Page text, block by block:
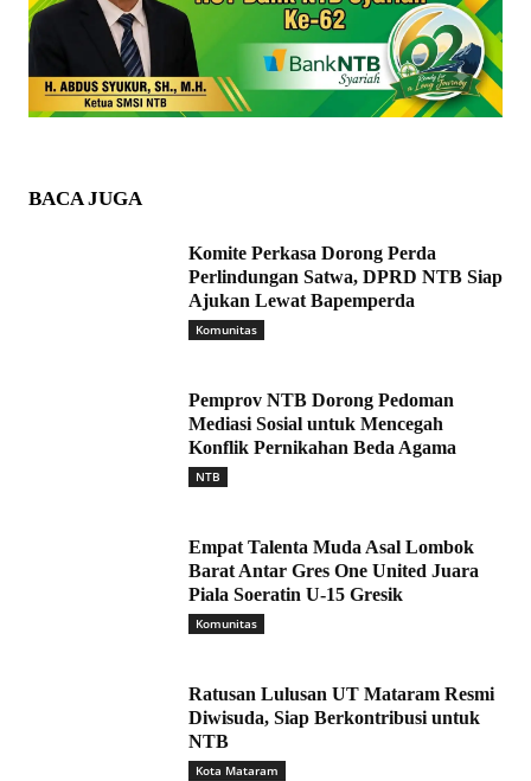
BACA JUGA
Komite Perkasa Dorong Perda
Perlindungan Satwa, DPRD NTB Siap
Ajukan Lewat Bapemperda
Komunitas
Pemprov NTB Dorong Pedoman
Mediasi Sosial untuk Mencegah
Konflik Pernikahan Beda Agama
NTB
Empat Talenta Muda Asal Lombok
Barat Antar Gres One United Juara
Piala Soeratin U-15 Gresik
Komunitas
Ratusan Lulusan UT Mataram Resmi
Diwisuda, Siap Berkontribusi untuk
NTB
Kota Mataram